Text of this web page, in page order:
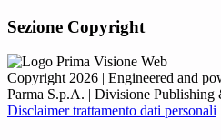
Sezione Copyright
Copyright 2026 | Engineered and
Parma S.p.A. | Divisione
Disclaimer trattamento dati personali